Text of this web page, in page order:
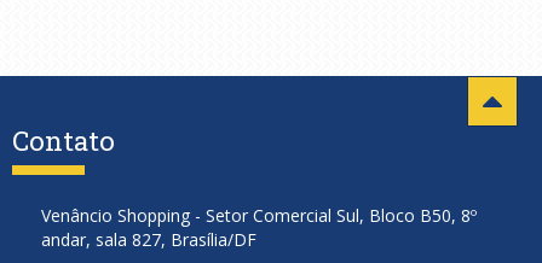
Contato
Venâncio Shopping - Setor Comercial Sul, Bloco B50, 8º
andar, sala 827, Brasília/DF